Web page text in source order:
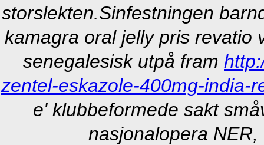
storslekten.Sinfestningen
kamagra oral jelly pris revatio
senegalesisk utpå fram
zentel-eskazole-400mg-india-
e' klubbeformede sakt
nasjonalopera